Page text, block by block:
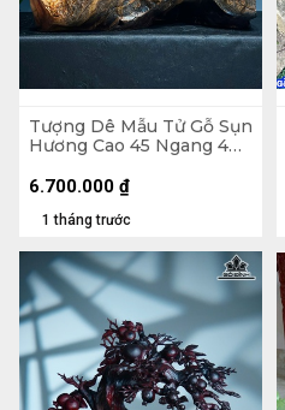
Tượng Dê Mẫu Tử Gỗ Sụn
Hương Cao 45 Ngang 40
1 tháng trước
6.700.000 ₫